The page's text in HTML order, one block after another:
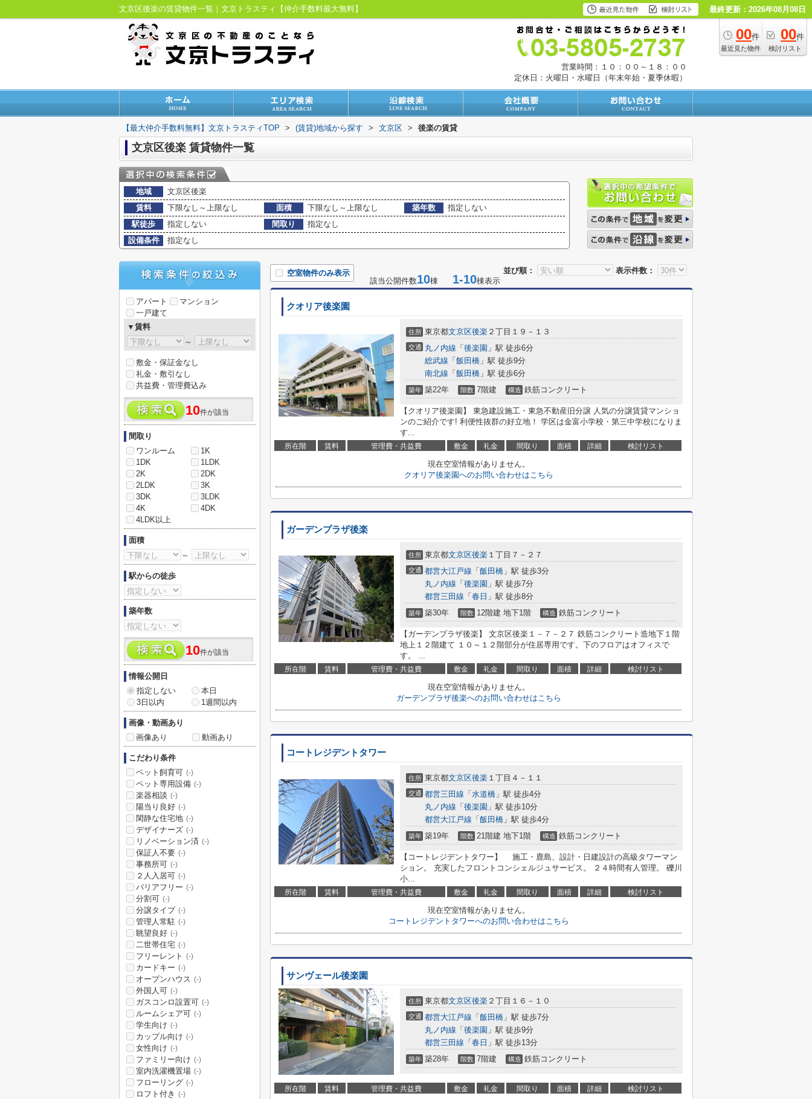
文京区後楽の賃貸物件一覧｜文京トラスティ【仲介手数料最大無料】 最終更新：2026年08月08日
00件
最近見た物件
00件
検討リスト
営業時間：１０：００～１８：００
定休日：火曜日・水曜日（年末年始・夏季休暇）
【最大仲介手数料無料】文京トラスティTOP > (賃貸)地域から探す > 文京区 > 後楽の賃貸
文京区後楽 賃貸物件一覧
地域
文京区後楽
賃料
下限なし～上限なし 面積 下限なし～上限なし 築年数
指定しない
駅徒歩
指定しない 間取り
指定なし
設備条件
指定なし
並び順： 表示件数：
空室物件のみ表示
該当公開件数10棟 1-10棟表示
クオリア後楽園
住所 東京都文京区後楽 ２丁目１９－１３
交通 丸ノ内線 「 後楽園 」駅 徒歩6分
総武線 「 飯田橋 」駅 徒歩9分
南北線 「 飯田橋 」駅 徒歩6分
築年 築22年 階数 7階建 構造 鉄筋コンクリート
【クオリア後楽園】 東急建設施工・東急不動産旧分譲 人気の分譲賃貸マンショ
ンのご紹介です! 利便性抜群の好立地！ 学区は金富小学校・第三中学校になりま
す...
所在階 賃料 管理費・共益費 敷金 礼金 間取り 面積 詳細 検討リスト
現在空室情報がありません。
クオリア後楽園へのお問い合わせはこちら
ガーデンプラザ後楽
住所 東京都文京区後楽 １丁目７－２７
交通 都営大江戸線 「 飯田橋 」駅 徒歩3分
丸ノ内線 「 後楽園 」駅 徒歩7分
都営三田線 「 春日 」駅 徒歩8分
築年 築30年 階数 12階建 地下1階 構造 鉄筋コンクリート
【ガーデンプラザ後楽】 文京区後楽１－７－２７ 鉄筋コンクリート造地下１階
地上１２階建て １０～１２階部分が住居専用です。下のフロアはオフィスで
す。 ...
所在階 賃料 管理費・共益費 敷金 礼金 間取り 面積 詳細 検討リスト
現在空室情報がありません。
ガーデンプラザ後楽へのお問い合わせはこちら
コートレジデントタワー
住所 東京都文京区後楽 １丁目４－１１
交通 都営三田線 「 水道橋 」駅 徒歩4分
丸ノ内線 「 後楽園 」駅 徒歩10分
都営大江戸線 「 飯田橋 」駅 徒歩4分
築年 築19年 階数 21階建 地下1階 構造 鉄筋コンクリート
【コートレジデントタワー】 施工・鹿島、設計・日建設計の高級タワーマン
ション。 充実したフロントコンシェルジュサービス。 ２４時間有人管理。 礫川
小...
所在階 賃料 管理費・共益費 敷金 礼金 間取り 面積 詳細 検討リスト
現在空室情報がありません。
コートレジデントタワーへのお問い合わせはこちら
サンヴェール後楽園
住所 東京都文京区後楽 ２丁目１６－１０
交通 都営大江戸線 「 飯田橋 」駅 徒歩7分
丸ノ内線 「 後楽園 」駅 徒歩9分
都営三田線 「 春日 」駅 徒歩13分
築年 築28年 階数 7階建 構造 鉄筋コンクリート
所在階 賃料 管理費・共益費 敷金 礼金 間取り 面積 詳細 検討リスト
アパート
マンション
一戸建て
▼賃料
～
敷金・保証金なし
礼金・敷引なし
共益費・管理費込み
10件が該当
間取り
ワンルーム
1K
1DK
1LDK
2K
2DK
2LDK
3K
3DK
3LDK
4K
4DK
4LDK以上
面積
～
駅からの徒歩
築年数
10件が該当
情報公開日
指定しない
本日
3日以内
1週間以内
画像・動画あり
画像あり
動画あり
こだわり条件
ペット飼育可 (-)
ペット専用設備 (-)
楽器相談 (-)
陽当り良好 (-)
閑静な住宅地 (-)
デザイナーズ (-)
リノベーション済 (-)
保証人不要 (-)
事務所可 (-)
２人入居可 (-)
バリアフリー (-)
分割可 (-)
分譲タイプ (-)
管理人常駐 (-)
眺望良好 (-)
二世帯住宅 (-)
フリーレント (-)
カードキー (-)
オープンハウス (-)
外国人可 (-)
ガスコンロ設置可 (-)
ルームシェア可 (-)
学生向け (-)
カップル向け (-)
女性向け (-)
ファミリー向け (-)
室内洗濯機置場 (-)
フローリング (-)
ロフト付き (-)